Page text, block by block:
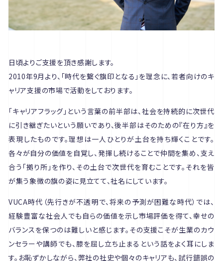
日頃よりご支援を頂き感謝します。
2010年9月より、「時代を繋ぐ旗印となる」を理念に、若者向けのキ
ャリア支援の市場で活動をしております。
「キャリアフラッグ」という言葉の前半部は、社会を持続的に次世代
に引き継ぎたいという願いであり、後半部はそのための『在り方』を
表現したものです。理想は一人ひとりが土台を持ち輝くことです。
各々が自分の価値を自覚し、発揮し続けることで仲間を集め、支え
合う「拠り所」を作り、その土台で次世代を育むことです。それを皆
が集う象徴の旗の姿に見立てて、社名にしています。
VUCA時代（先行きが不透明で、将来の予測が困難な時代）では、
経験豊富な社会人でも自らの価値を示し市場評価を得て、幸せの
バランスを保つのは難しいと感じます。その支援こそが生業のカウ
ンセラーや講師でも、膝を屈し立ち止まるという話をよく耳にしま
す。お恥ずかしながら、弊社の社史や個々のキャリアも、試行錯誤の